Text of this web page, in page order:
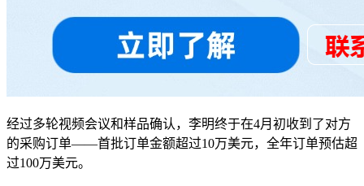
经过多轮视频会议和样品确认，李明终于在4月初收到了对方
的采购订单——首批订单金额超过10万美元，全年订单预估超
过100万美元。